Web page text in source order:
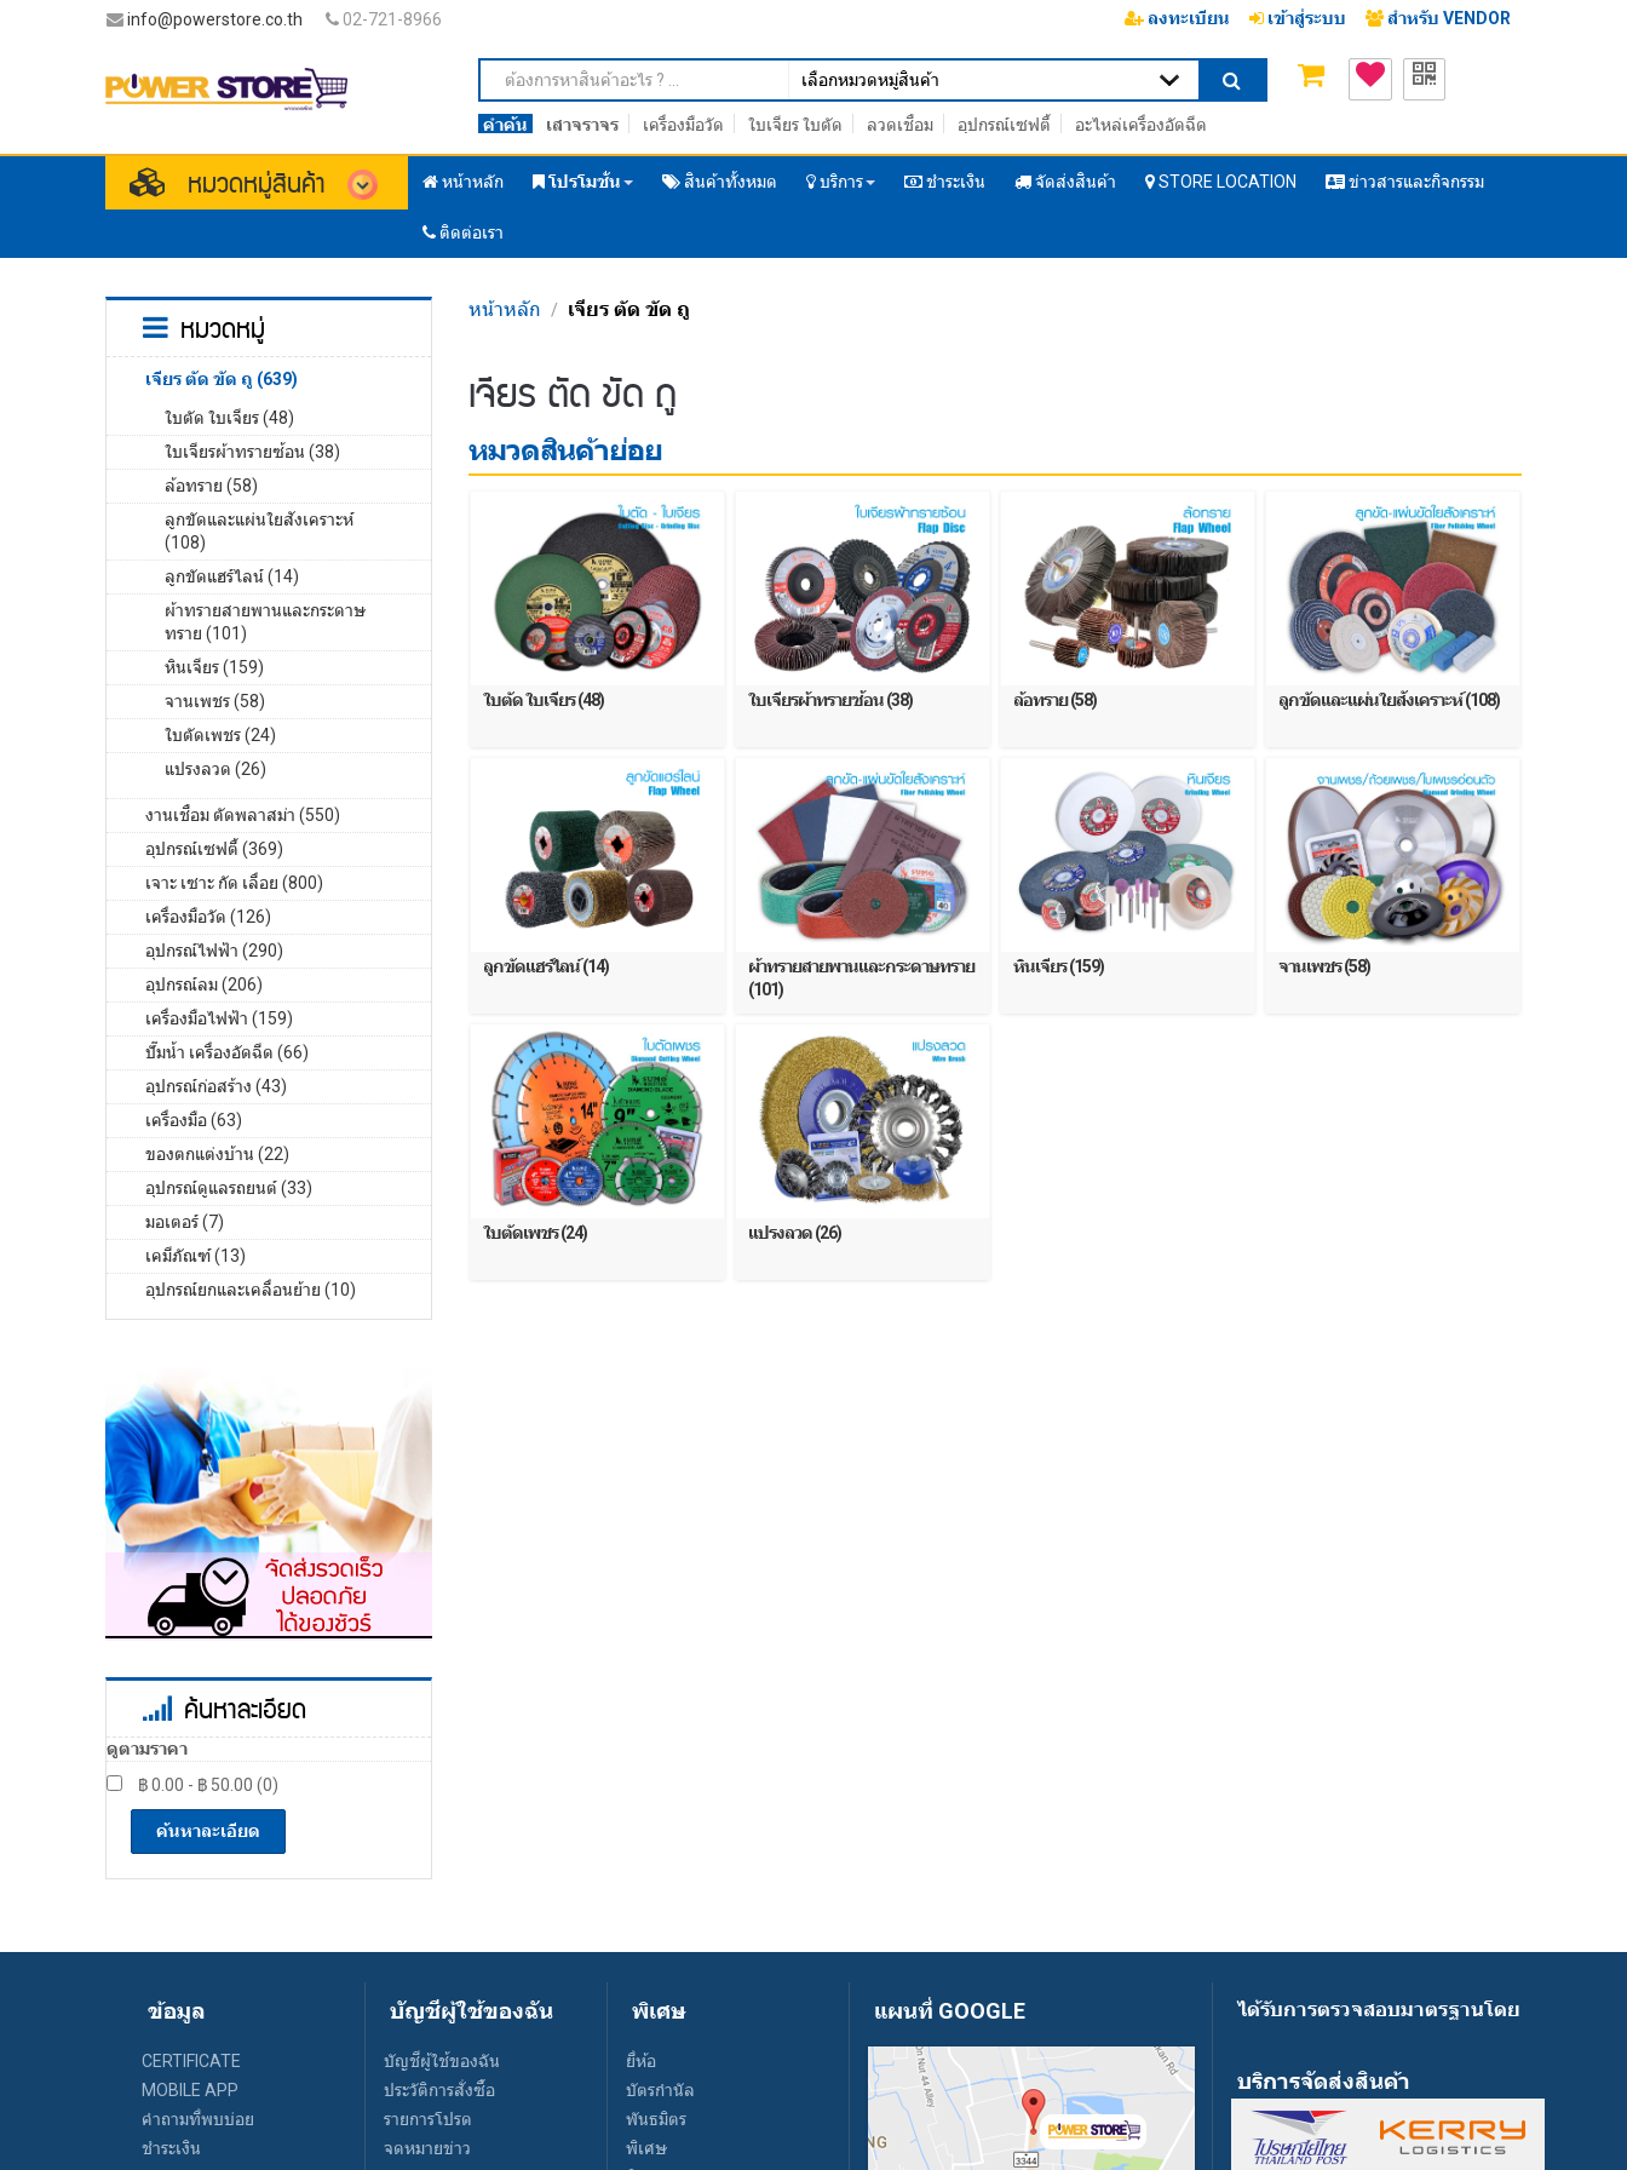
info@powerstore.co.th 02-721-8966 ลงทะเบียน เข้าสู่ระบบ สำหรับ VENDOR
คำค้น เสาจราจร เครื่องมือวัด ใบเจียร ใบตัด ลวดเชื่อม อุปกรณ์เซฟตี้ อะไหล่เครื่องอัดฉีด
หมวดหมู่สินค้า หน้าหลัก โปรโมชั่น สินค้าทั้งหมด บริการ ชำระเงิน จัดส่งสินค้า STORE LOCATION ข่าวสารและกิจกรรม
ติดต่อเรา
หมวดหมู่
เจียร ตัด ขัด ถู (639)
ใบตัด ใบเจียร (48)
ใบเจียรผ้าทรายซ้อน (38)
ล้อทราย (58)
ลูกขัดและแผ่นใยสังเคราะห์
(108)
ลูกขัดแฮร์ไลน์ (14)
ผ้าทรายสายพานและกระดาษ
ทราย (101)
หินเจียร (159)
จานเพชร (58)
ใบตัดเพชร (24)
แปรงลวด (26)
งานเชื่อม ตัดพลาสม่า (550)
อุปกรณ์เซฟตี้ (369)
เจาะ เซาะ กัด เลื่อย (800)
เครื่องมือวัด (126)
อุปกรณ์ไฟฟ้า (290)
อุปกรณ์ลม (206)
เครื่องมือไฟฟ้า (159)
ปั๊มน้ำ เครื่องอัดฉีด (66)
อุปกรณ์ก่อสร้าง (43)
เครื่องมือ (63)
ของตกแต่งบ้าน (22)
อุปกรณ์ดูแลรถยนต์ (33)
มอเตอร์ (7)
เคมีภัณฑ์ (13)
อุปกรณ์ยกและเคลื่อนย้าย (10)
ค้นหาละเอียด
ดูตามราคา
฿ 0.00 - ฿ 50.00 (0)
ค้นหาละเอียด
หน้าหลัก / เจียร ตัด ขัด ถู
เจียร ตัด ขัด ถู
หมวดสินค้าย่อย
ใบตัด ใบเจียร (48) ใบเจียรผ้าทรายซ้อน (38) ล้อทราย (58) ลูกขัดและแผ่นใยสังเคราะห์ (108)
ลูกขัดแฮร์ไลน์ (14)
ผ้าทรายสายพานและกระดาษทราย
(101)
หินเจียร (159) จานเพชร (58)
ใบตัดเพชร (24) แปรงลวด (26)
ข้อมูล
CERTIFICATE
MOBILE APP
คำถามที่พบบ่อย
ชำระเงิน
บัญชีผู้ใช้ของฉัน
บัญชีผู้ใช้ของฉัน
ประวัติการสั่งซื้อ
รายการโปรด
จดหมายข่าว
พิเศษ
ยี่ห้อ
บัตรกำนัล
พันธมิตร
พิเศษ
แผนที่ GOOGLE ได้รับการตรวจสอบมาตรฐานโดย
บริการจัดส่งสินค้า